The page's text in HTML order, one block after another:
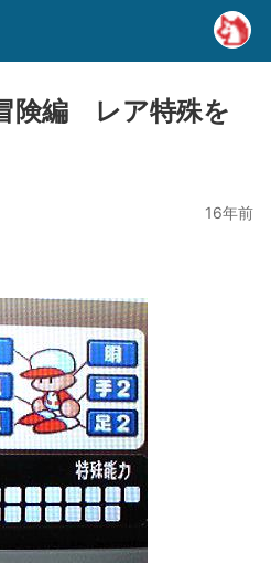
険編 レア特殊を
16年前